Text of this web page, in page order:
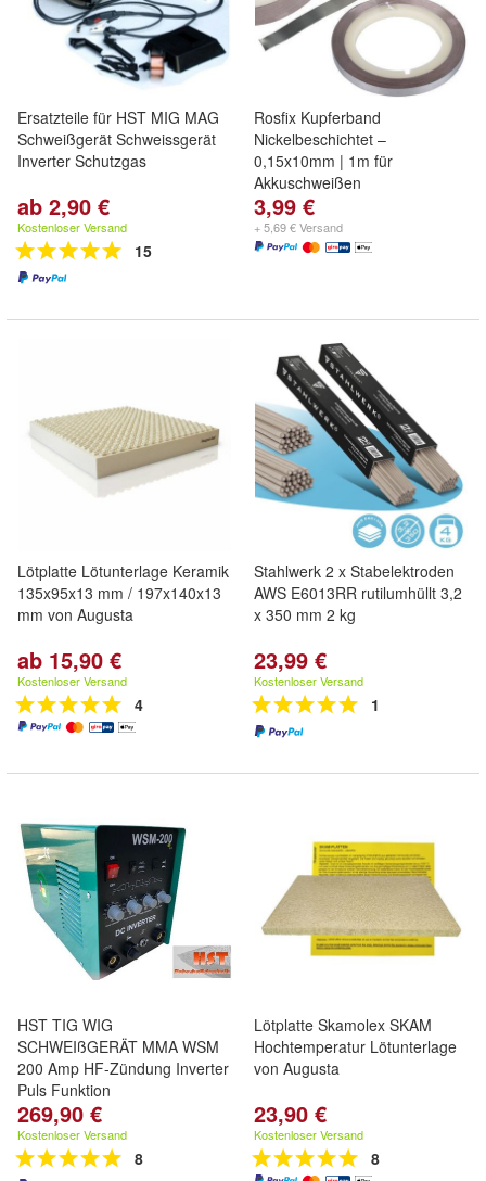
Ersatzteile für HST MIG MAG
Schweißgerät Schweissgerät
Inverter Schutzgas
ab 2,90 €
Kostenloser Versand
15
Rosfix Kupferband
Nickelbeschichtet –
0,15x10mm | 1m für
Akkuschweißen
3,99 €
+ 5,69 € Versand
Lötplatte Lötunterlage Keramik
135x95x13 mm / 197x140x13
mm von Augusta
ab 15,90 €
Kostenloser Versand
4
Stahlwerk 2 x Stabelektroden
AWS E6013RR rutilumhüllt 3,2
x 350 mm 2 kg
23,99 €
Kostenloser Versand
1
HST TIG WIG
SCHWEIßGERÄT MMA WSM
200 Amp HF-Zündung Inverter
Puls Funktion
269,90 €
Kostenloser Versand
8
Lötplatte Skamolex SKAM
Hochtemperatur Lötunterlage
von Augusta
23,90 €
Kostenloser Versand
8